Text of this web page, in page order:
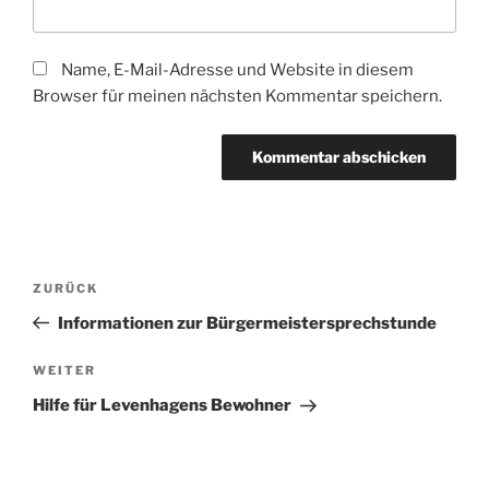
Name, E-Mail-Adresse und Website in diesem
Browser für meinen nächsten Kommentar speichern.
Beitragsnavigation
Vorheriger
Beitrag
ZURÜCK
Informationen zur Bürgermeistersprechstunde
Nächster
Beitrag
WEITER
Hilfe für Levenhagens Bewohner